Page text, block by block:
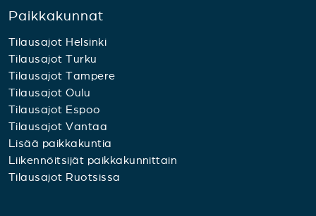
Paikkakunnat
Tilausajot Helsinki
Tilausajot Turku
Tilausajot Tampere
Tilausajot Oulu
Tilausajot Espoo
Tilausajot Vantaa
Lisää paikkakuntia
Liikennöitsijät paikkakunnittain
Tilausajot Ruotsissa